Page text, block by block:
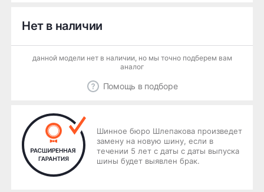
Нет в наличии
данной модели нет в наличии, но мы точно подберем вам
аналог
Помощь в подборе
Шинное бюро Шлепакова произведет
замену на новую шину, если в
течении 5 лет с даты с даты выпуска
шины будет выявлен брак.